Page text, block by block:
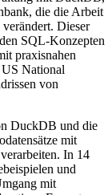
die die Arbeit
Dieser
SQL-Konzepten
praxisnahen
US National
von
DuckDB und die
mit
In 14
und
mit